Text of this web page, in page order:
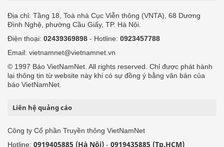
Địa chỉ: Tầng 18, Toà nhà Cục Viễn thông (VNTA), 68 Dương
Đình Nghệ, phường Cầu Giấy, TP. Hà Nội.
Điện thoại: 02439369898 - Hotline: 0923457788
Email: vietnamnet@vietnamnet.vn
© 1997 Báo VietNamNet. All rights reserved. Chỉ được phát hành
lại thông tin từ website này khi có sự đồng ý bằng văn bản của
báo VietNamNet.
Liên hệ quảng cáo
Công ty Cổ phần Truyền thông VietNamNet
Hotline: 0919405885 (Hà Nội) - 0919435885 (Tp.HCM)